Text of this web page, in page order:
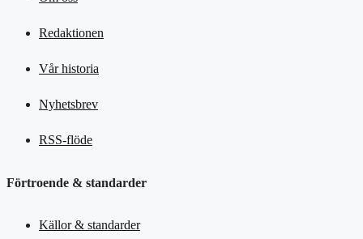
Redaktionen
Vår historia
Nyhetsbrev
RSS-flöde
Förtroende & standarder
Källor & standarder